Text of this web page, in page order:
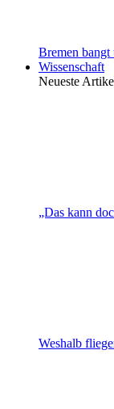
Bremen
Wissenschaft
Neueste
„Das kann
Weshalb